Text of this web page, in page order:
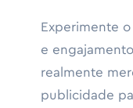
Experimente
e
realmente
publicidade